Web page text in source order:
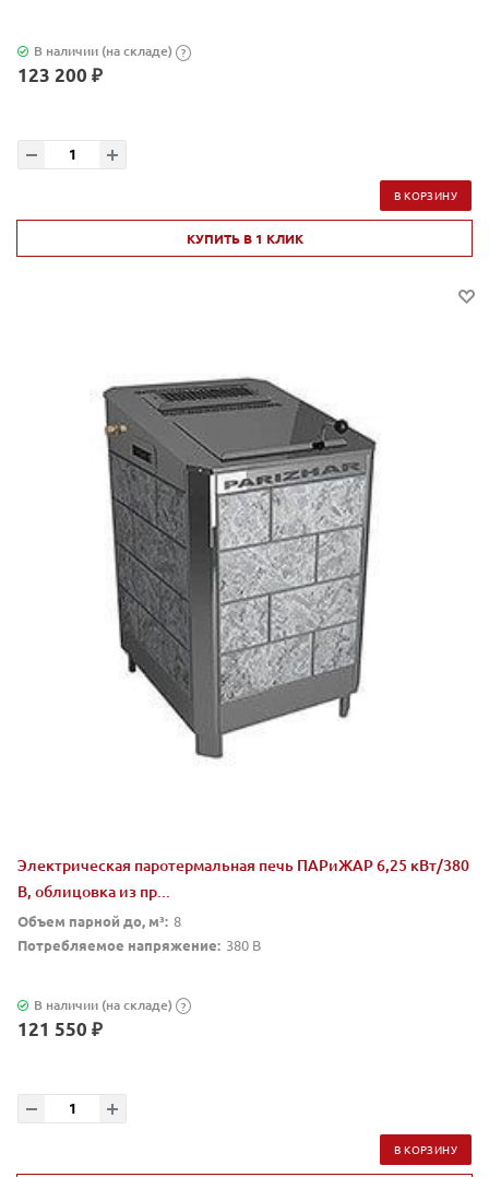
В наличии (на складе) ?
123 200 ₽
В КОРЗИНУ
КУПИТЬ В 1 КЛИК
Электрическая паротермальная печь ПАРиЖАР 6,25 кВт/380
В, облицовка из пр...
Объем парной до, м³: 8
Потребляемое напряжение: 380 В
В наличии (на складе) ?
121 550 ₽
В КОРЗИНУ